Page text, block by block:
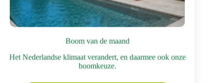
Boom van de maand
Het Nederlandse klimaat verandert, en daarmee ook onze
boomkeuze.
heeft
meerdere
variaties.
optie
kan
gekozen
worden